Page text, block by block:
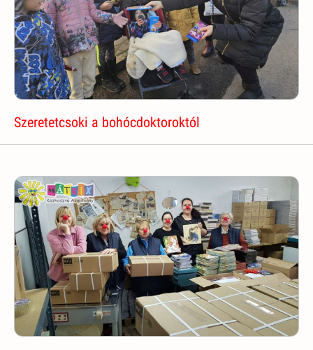
Szeretetcsoki a bohócdoktoroktól